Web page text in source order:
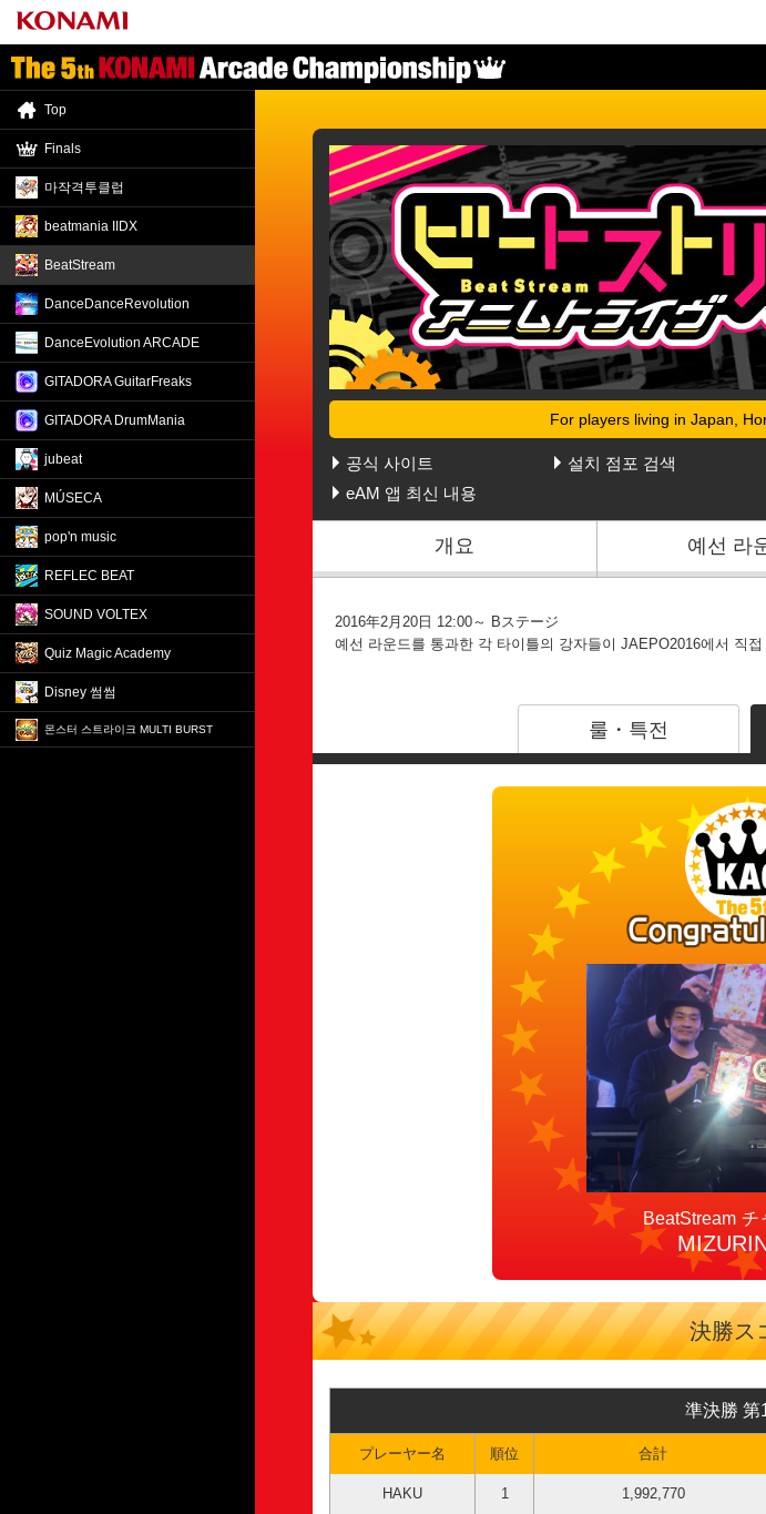
BeatStream アニムトライヴ 決勝ラウンドリザルト
For players living in Japan,
공식 사이트
설치 점포 검색
eAM 앱 최신 내용
개요 예선 라
2016年2月20日 12:00～ Bステージ
예선 라운드를 통과한 각 타이틀의 강자들이 JAEPO2016에서 직접
룰・특전
チ
決勝ス
準決勝 第
プレーヤー名 順位 合計
HAKU 1 1,992,770
Top
Finals
마작격투클럽
beatmania IIDX
BeatStream
DanceDance Revolution
DanceEvolution ARCADE
GITADORA GuitarFreaks
GITADORA DrumMania
jubeat
MÚSECA
pop'n music
REFLEC BEAT
SOUND VOLTEX
Quiz Magic Academy
Disney 썸썸
몬스터 스트라이크 MULTI BURST